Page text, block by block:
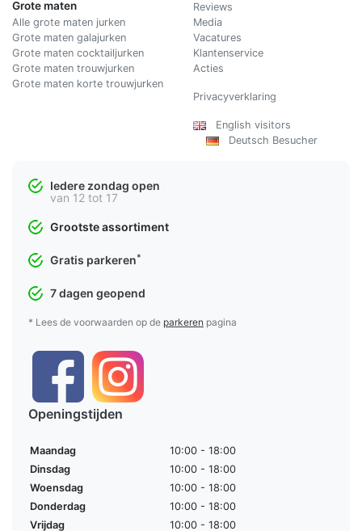
Grote maten
Alle grote maten jurken
Grote maten galajurken
Grote maten cocktailjurken
Grote maten trouwjurken
Grote maten korte trouwjurken
Reviews
Media
Vacatures
Klantenservice
Acties
Privacyverklaring
English visitors
Deutsch Besucher
Iedere zondag open
van 12 tot 17
Grootste assortiment
Gratis parkeren*
7 dagen geopend
* Lees de voorwaarden op de parkeren pagina
Openingstijden
Maandag
10:00 - 18:00
Dinsdag
10:00 - 18:00
Woensdag
10:00 - 18:00
Donderdag
10:00 - 18:00
Vrijdag
10:00 - 18:00